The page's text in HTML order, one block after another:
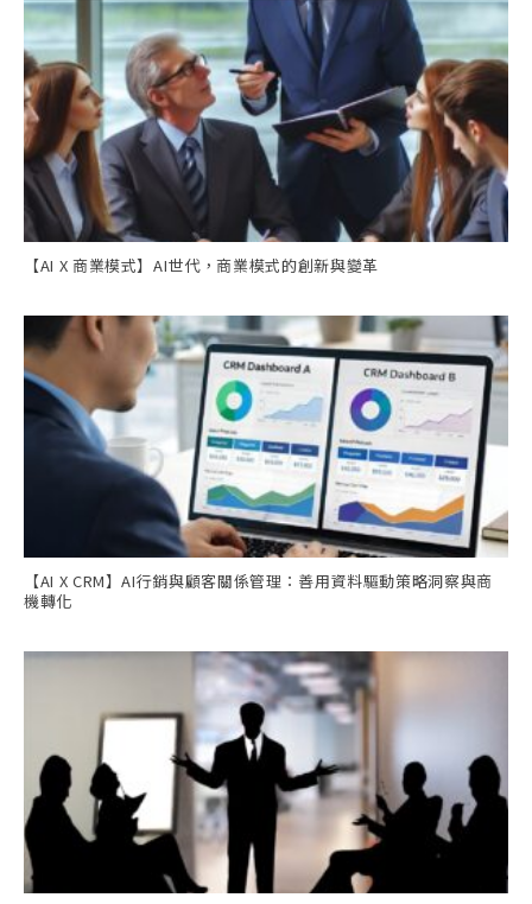
【AI X 商業模式】AI世代，商業模式的創新與變革
【AI X CRM】AI行銷與顧客關係管理：善用資料驅動策略洞察與商
機轉化